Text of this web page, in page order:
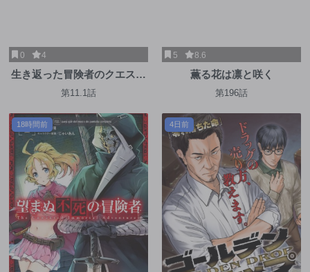
0 4
生き返った冒険者のクエスト
攻略生活 自分だけがもらえる
強くなる
第11.1話
5 8.6
薫る花は凛と咲く
第196話
18時間前 4日前